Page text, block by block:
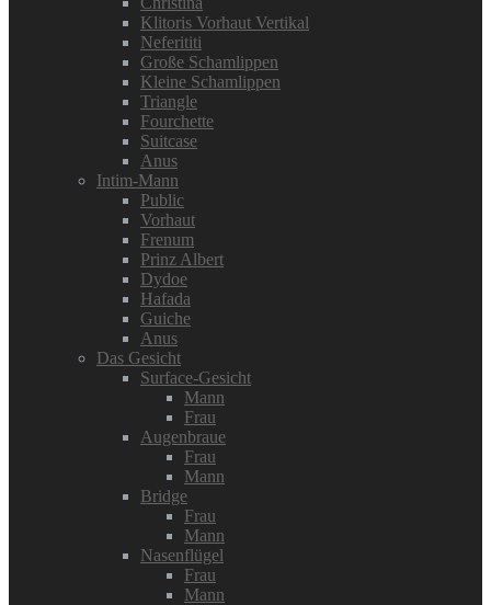
Klitoris Vorhaut Vertikal
Neferititi
Große Schamlippen
Kleine Schamlippen
Triangle
Fourchette
Suitcase
Anus
Intim-Mann
Public
Vorhaut
Frenum
Prinz Albert
Dydoe
Hafada
Guiche
Anus
Das Gesicht
Surface-Gesicht
Mann
Frau
Augenbraue
Frau
Mann
Bridge
Frau
Mann
Nasenflügel
Frau
Mann